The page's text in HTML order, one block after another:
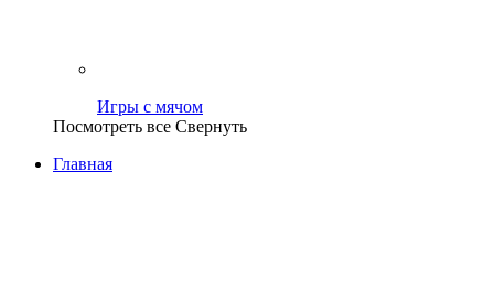
Игры с мячом
Посмотреть все Свернуть
Главная